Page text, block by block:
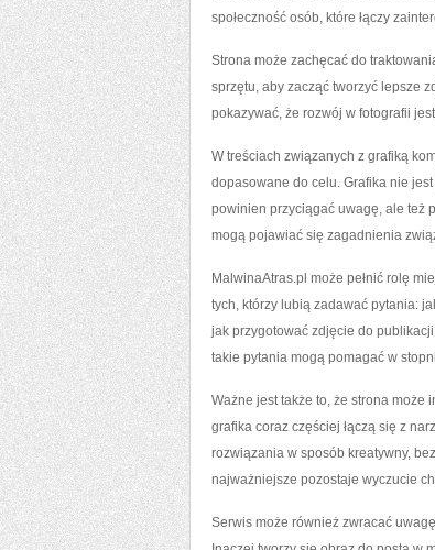
społeczność osób, które łączy
Strona może zachęcać do
sprzętu, aby zacząć tworzyć lepsze
pokazywać, że rozwój w fotografii
W treściach związanych z grafiką
dopasowane do celu. Grafika nie
powinien przyciągać uwagę, ale też
mogą pojawiać się zagadnienia
MalwinaAtras.pl może pełnić rolę
tych, którzy lubią zadawać pytania:
jak przygotować zdjęcie do
takie pytania mogą pomagać w
Ważne jest także to, że strona może
grafika coraz częściej łączą się z
rozwiązania w sposób kreatywny,
najważniejsze pozostaje wyczucie
Serwis może również zwracać